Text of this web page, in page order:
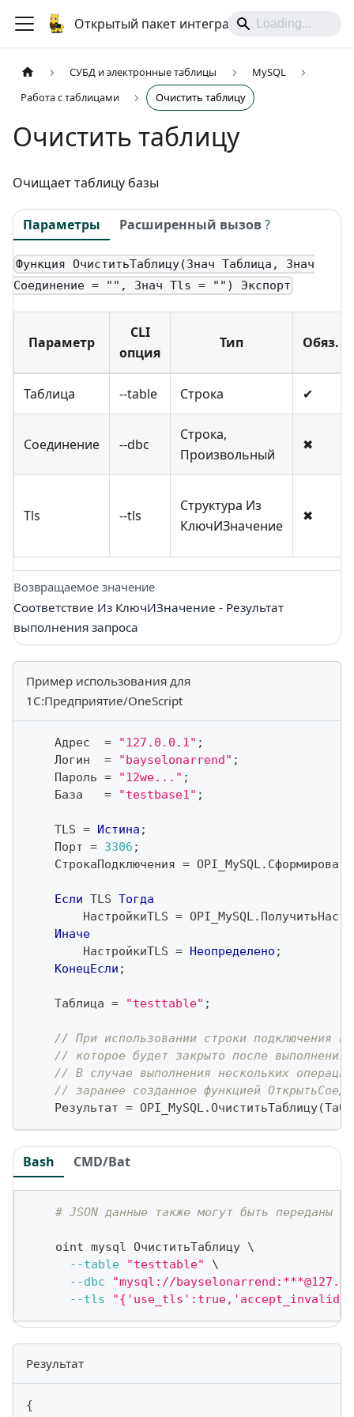
Открытый пакет интеграций
СУБД и электронные таблицы
MySQL
Работа с таблицами
Очистить таблицу
Очистить таблицу
Очищает таблицу базы
Параметры Расширенный вызов?
Функция ОчиститьТаблицу(Знач Таблица, Знач
Соединение = "", Знач Tls = "") Экспорт
Параметр
CLI
опция
Тип Обяз.
Таблица --table Строка ✔
Соединение --dbc
Строка,
Произвольный
✖
Tls --tls
Структура Из
КлючИЗначение
✖
Возвращаемое значение
Соответствие Из КлючИЗначение - Результат
выполнения запроса
Пример использования для
1С:Предприятие/OneScript
    Адрес
= "127.0.0.1" ;
    Логин
= "bayselonarrend" ;
    Пароль
= "12we..." ;
    База
= "testbase1" ;
    TLS
= Истина ;
    Порт
= 3306 ;
    СтрокаПодключения
= OPI_MySQL.
Если TLS Тогда
        НастройкиTLS
= OPI_MySQL.
Иначе
        НастройкиTLS
= Неопределено ;
КонецЕсли ;
    Таблица
= "testtable" ;
// При использовании строки подключения
// которое будет закрыто после выполнения
// В случае выполнения нескольких
// заранее созданное функцией
    Результат
= OPI_MySQL.ОчиститьТаблицу(
Bash CMD/Bat
# JSON данные также могут быть переданы
    oint mysql ОчиститьТаблицу
\
--table
"testtable"
\
--dbc
"mysql://
--tls
Результат
{